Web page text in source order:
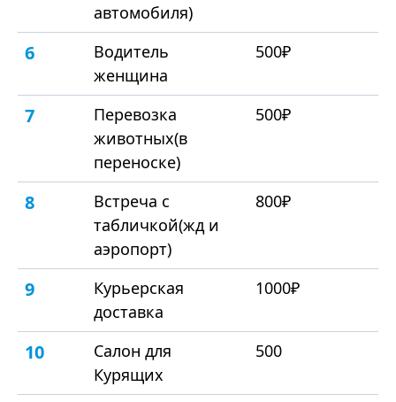
автомобиля)
6
Водитель
женщина
500₽
7
Перевозка
животных(в
переноске)
500₽
8
Встреча с
табличкой(жд и
аэропорт)
800₽
9
Курьерская
доставка
1000₽
10
Салон для
Курящих
500